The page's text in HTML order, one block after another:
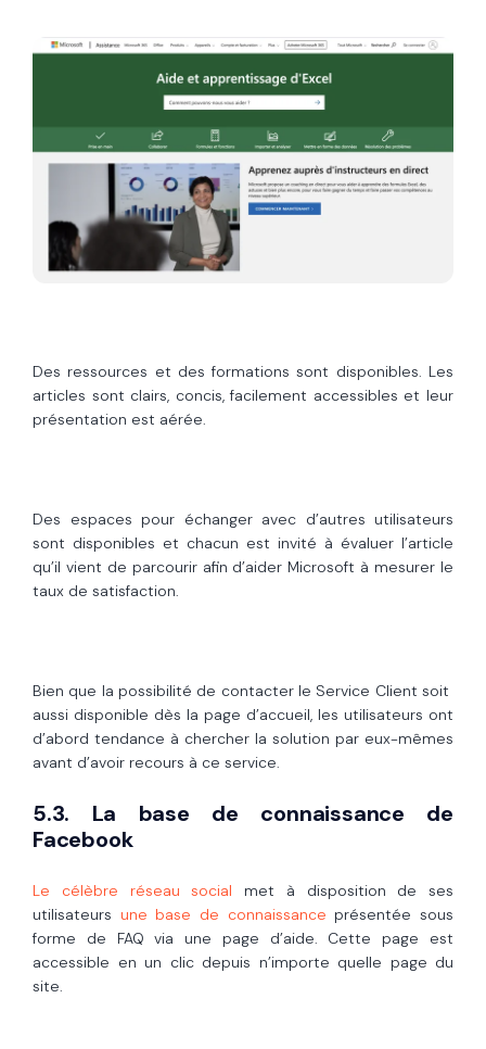
Des ressources et des formations sont disponibles. Les
articles sont clairs, concis, facilement accessibles et leur
présentation est aérée.
Des espaces pour échanger avec d’autres utilisateurs
sont disponibles et chacun est invité à évaluer l’article
qu’il vient de parcourir afin d’aider Microsoft à mesurer le
taux de satisfaction.
Bien que la possibilité de contacter le Service Client soit
aussi disponible dès la page d’accueil, les utilisateurs ont
d’abord tendance à chercher la solution par eux-mêmes
avant d’avoir recours à ce service.
5.3. La base de connaissance de
Facebook
Le célèbre réseau social met à disposition de ses
utilisateurs une base de connaissance présentée sous
forme de FAQ via une page d’aide. Cette page est
accessible en un clic depuis n’importe quelle page du
site.